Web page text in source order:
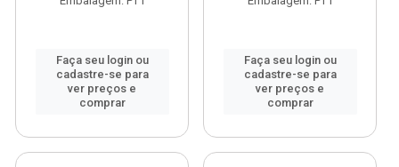
Faça seu login ou
cadastre-se para
ver preços e
comprar
Faça seu login ou
cadastre-se para
ver preços e
comprar